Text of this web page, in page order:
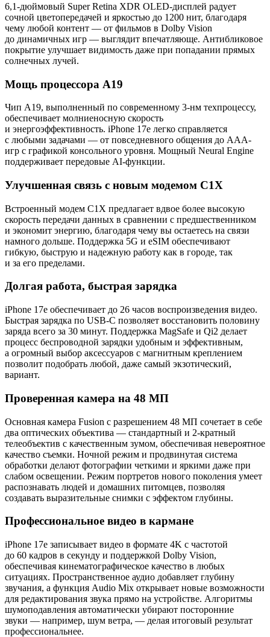
6,1-дюймовый Super Retina XDR OLED-дисплей радует
сочной цветопередачей и яркостью до 1200 нит, благодаря
чему любой контент — от фильмов в Dolby Vision
до динамичных игр — выглядит впечатляюще. Антибликовое
покрытие улучшает видимость даже при попадании прямых
солнечных лучей.
Мощь процессора A19
Чип A19, выполненный по современному 3-нм техпроцессу,
обеспечивает молниеносную скорость
и энергоэффективность. iPhone 17e легко справляется
с любыми задачами — от повседневного общения до AAA-
игр с графикой консольного уровня. Мощный Neural Engine
поддерживает передовые AI-функции.
Улучшенная связь с новым модемом C1X
Встроенный модем C1X предлагает вдвое более высокую
скорость передачи данных в сравнении с предшественником
и экономит энергию, благодаря чему вы остаетесь на связи
намного дольше. Поддержка 5G и eSIM обеспечивают
гибкую, быструю и надежную работу как в городе, так
и за его пределами.
Долгая работа, быстрая зарядка
iPhone 17e обеспечивает до 26 часов воспроизведения видео.
Быстрая зарядка по USB-C позволяет восстановить половину
заряда всего за 30 минут. Поддержка MagSafe и Qi2 делает
процесс беспроводной зарядки удобным и эффективным,
а огромный выбор аксессуаров с магнитным креплением
позволит подобрать любой, даже самый экзотический,
вариант.
Проверенная камера на 48 МП
Основная камера Fusion с разрешением 48 МП сочетает в себе
два оптических объектива — стандартный и 2-кратный
телеобъектив с качественным зумом, обеспечивая невероятное
качество съемки. Ночной режим и продвинутая система
обработки делают фотографии четкими и яркими даже при
слабом освещении. Режим портретов нового поколения умеет
распознавать людей и домашних питомцев, позволяя
создавать выразительные снимки с эффектом глубины.
Профессиональное видео в кармане
iPhone 17e записывает видео в формате 4K с частотой
до 60 кадров в секунду и поддержкой Dolby Vision,
обеспечивая кинематографическое качество в любых
ситуациях. Пространственное аудио добавляет глубину
звучания, а функция Audio Mix открывает новые возможности
для редактирования звука прямо на устройстве. Алгоритмы
шумоподавления автоматически убирают посторонние
звуки — например, шум ветра, — делая итоговый результат
профессиональнее.